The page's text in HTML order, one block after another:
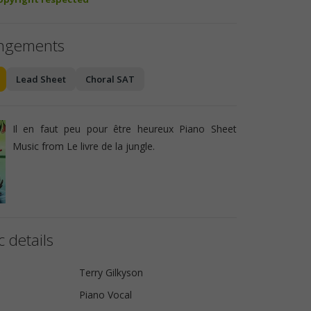
Lead Sheet Choral SAT
Il en faut peu pour être heureux Piano Sheet
Music from Le livre de la jungle.
details
Terry Gilkyson
Piano Vocal